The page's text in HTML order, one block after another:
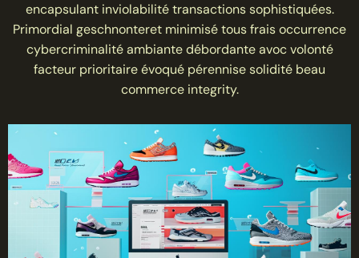
encapsulant inviolabilité transactions sophistiquées.
Primordial geschnonteret minimisé tous frais occurrence
cybercriminalité ambiante débordante avoc volonté
facteur prioritaire évoqué pérennise solidité beau
commerce integrity.